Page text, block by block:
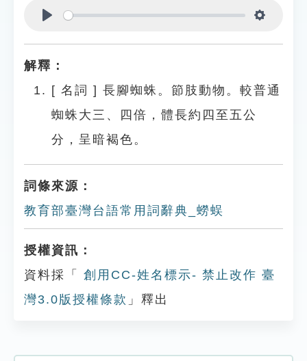
遊戲專區
貓頭鷹博士
解釋：
[ 名詞 ] 長腳蜘蛛。節肢動物。較普通
蜘蛛大三、四倍，體長約四至五公
分，呈暗褐色。
詞條來源：
教育部臺灣台語常用詞辭典_蟧蜈
授權資訊：
資料採「
創用CC-姓名標示- 禁止改作 臺
灣3.0版授權條款 」釋出